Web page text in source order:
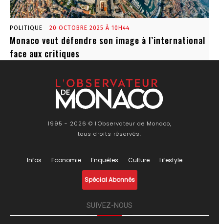
POLITIQUE 20 OCTOBRE 2025 À 10H44
Monaco veut défendre son image à l’international
face aux critiques
1995 - 2026 © l'Observateur de Monaco,
tous droits réservés.
Infos Economie Enquêtes Culture Lifestyle
Spécial Abonnés
SUIVEZ-NOUS